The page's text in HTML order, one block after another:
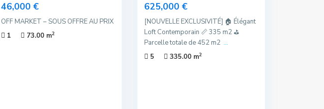
46,000 €
OFF MARKET – SOUS OFFRE AU PRIX
1
73.00 m2
625,000 €
[NOUVELLE EXCLUSIVITÉ] 🏠 Élégant
Loft Contemporain 📏 335 m2 ⛳️
Parcelle totale de 452 m2 ...
5
335.00 m2